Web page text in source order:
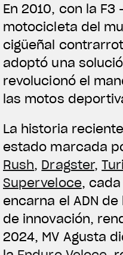
En 2010, con la
motocicleta del
cigüeñal
adoptó una
revolucionó el
las motos
La historia
estado marcada
Rush, Dragster,
Superveloce,
encarna el ADN
de innovación,
2024, MV Agusta